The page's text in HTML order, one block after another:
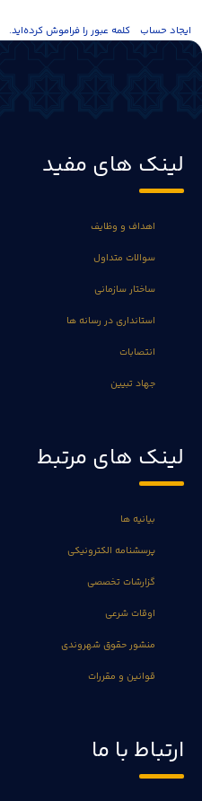
ايجاد حساب کلمه عبور را فراموش کرده‌اید.
لینک های مفید
اهداف و وظایف
سوالات متداول
ساختار سازمانی
استانداری در رسانه ها
انتصابات
جهاد تبیین
لینک های مرتبط
بیانیه ها
پرسشنامه الکترونیکی
گزارشات تخصصی
اوقات شرعی
منشور حقوق شهروندی
قوانین و مقررات
ارتباط با ما